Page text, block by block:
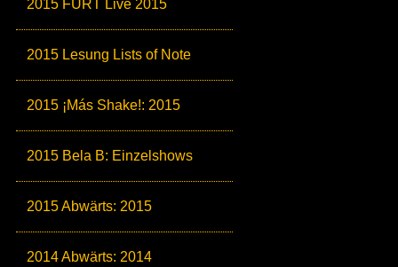
2015 FURT Live 2015
2015 Lesung Lists of Note
2015 ¡Más Shake!: 2015
2015 Bela B: Einzelshows
2015 Abwärts: 2015
2014 Abwärts: 2014